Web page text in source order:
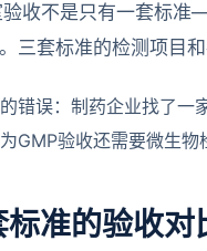
验收不是只有一套标
。三套标准的检测项目
错误：制药企业找了
GMP验收还需要微生物
标准的验收对